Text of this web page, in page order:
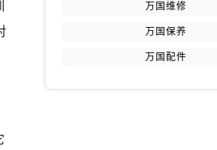
万国维修
万国保养
万国配件